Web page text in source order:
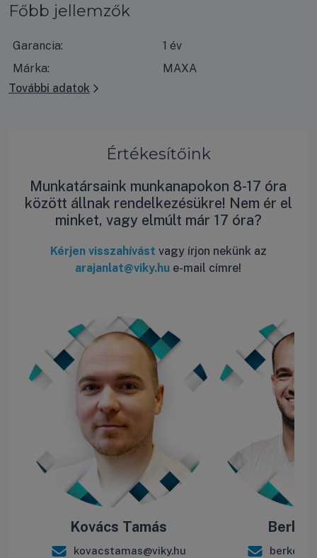
Főbb jellemzők
Garancia:
1 év
Márka:
MAXA
További adatok
Értékesítőink
Munkatársaink munkanapokon 8-17 óra
között állnak rendelkezésükre! Nem ér el
minket, vagy elmúlt már 17 óra?
Kérjen visszahívást vagy írjon nekünk az
arajanlat@viky.hu e-mail címre!
Kovács Tamás
kovacstamas@viky.hu
Berke